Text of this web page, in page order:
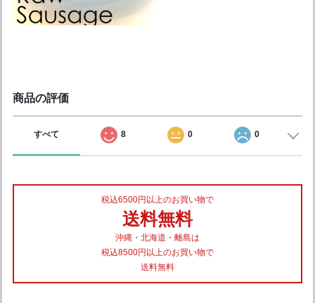
商品の評価
すべて 8 0 0
税込6500円以上のお買い物で
送料無料
沖縄・北海道・離島は
税込8500円以上のお買い物で
送料無料